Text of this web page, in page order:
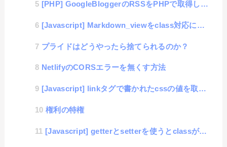
[PHP] GoogleBloggerのRSSをPHPで取得してParseする方法
[Javascript] Markdown_viewをclass対応にしたよ
プライドはどうやったら捨てられるのか？
NetlifyのCORSエラーを無くす方法
[Javascript] linkタグで書かれたcssの値を取得するライブラリ
権利の特権
[Javascript] getterとsetterを使うとclassがスッキリするよ